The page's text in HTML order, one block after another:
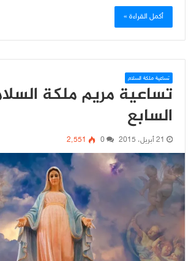
أكمل القراءة »
تساعية ملكة السلام
تساعية مريم ملكة
السابع
21 أبريل، 2015 0 2٬551